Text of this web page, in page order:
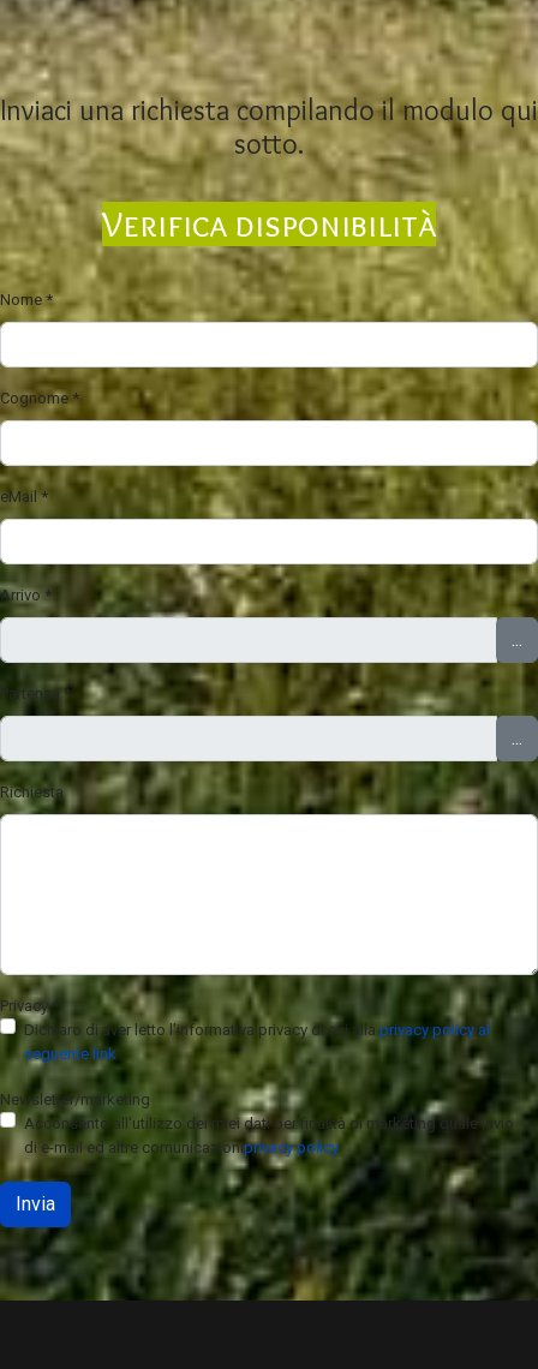
Inviaci una richiesta compilando il modulo qui
sotto.
Verifica disponibilità
Nome *
Cognome *
eMail *
Arrivo *
...
Partenza *
...
Richiesta
Privacy *
Dichiaro di aver letto l’informativa privacy di cui alla privacy policy al
seguente link
Newsletter/marketing
Acconsento all'utilizzo dei miei dati per finalità di marketing quale invio
di e-mail ed altre comunicazioniprivacy policy
Invia